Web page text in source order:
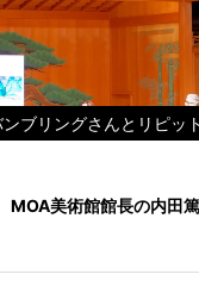
ンブリングさんとリピッ
MOA美術館館長の内田